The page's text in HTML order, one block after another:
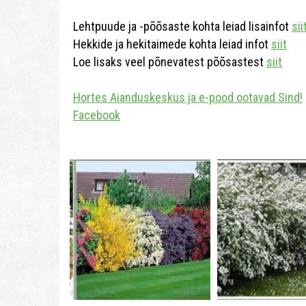
Lehtpuude ja -põõsaste kohta leiad lisainfot
Hekkide ja hekitaimede kohta leiad infot siit
Loe lisaks veel põnevatest põõsastest siit
Hortes Aianduskeskus ja e-pood ootavad Sind!
Facebook